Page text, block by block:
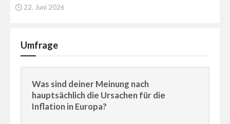
22. Juni 2026
Umfrage
Was sind deiner Meinung nach
hauptsächlich die Ursachen für die
Inflation in Europa?